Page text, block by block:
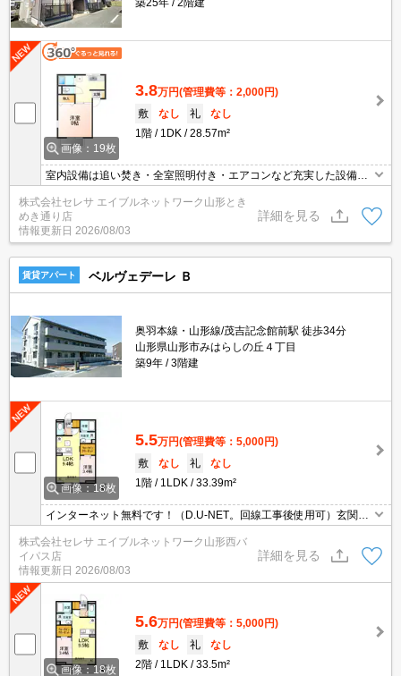
築25年
2階建
画像：19枚
3.8万円(管理費等：2,000円)
敷
なし 礼
なし
1階
1DK 28.57m²
室内設備は追い焚き・全室照明付き・エアコンなど充実した設備を
備え付けています。収納はクロゼット・シューズボックスなど豊富
なので、広々と空間を利用することも可能です。知らない人が来た
時でも玄関を開ける必要がなくなるモニター付きインターホンがあ
ります。一階のお部屋なので、外の視線が気になる方はカーテンな
どをお使いください。
株式会社セレサ エイブルネットワーク山形とき
めき通り店
情報更新日 2026/08/03
詳細を見る
賃貸アパート ベルヴェデーレ Ｂ
奥羽本線・山形線/茂吉記念館前駅 徒歩34分
山形県山形市みはらしの丘４丁目
築9年
3階建
画像：18枚
5.5万円(管理費等：5,000円)
敷
なし 礼
なし
1階
1LDK 33.39m²
インターネット無料です！（D.U-NET。回線工事後使用可）玄関上
はICカードキーとなっています！！！洗髪洗面化粧台も120ｃｍ幅
で広くなっていますよ♪給湯器は追焚付で、エコージョーズで
す！！！居室照明や温水洗浄便座もついていますよ～♪
株式会社セレサ エイブルネットワーク山形西バ
イパス店
情報更新日 2026/08/03
詳細を見る
画像：18枚
5.6万円(管理費等：5,000円)
敷
なし 礼
なし
2階
1LDK 33.5m²